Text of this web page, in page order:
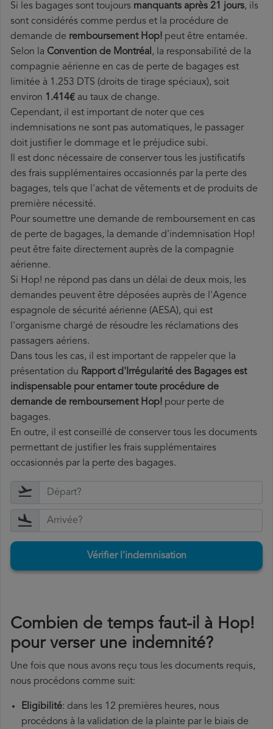
Si les bagages sont toujours manquants après 21 jours, ils
sont considérés comme perdus et la procédure de
demande de remboursement Hop! peut être entamée.
Selon la Convention de Montréal, la responsabilité de la
compagnie aérienne en cas de perte de bagages est
limitée à 1.253 DTS (droits de tirage spéciaux), soit
environ 1.414€ au taux de change.
Cependant, il est important de noter que ces
indemnisations ne sont pas automatiques, le passager
doit justifier le dommage et le préjudice subi.
Il est donc nécessaire de conserver tous les justificatifs
des frais supplémentaires occasionnés par la perte des
bagages, tels que l'achat de vêtements et de produits de
première nécessité.
Pour soumettre une demande de remboursement en cas
de perte de bagages, la demande d'indemnisation Hop!
peut être faite directement auprès de la compagnie
aérienne.
Si Hop! ne répond pas dans un délai de deux mois, les
demandes peuvent être déposées auprès de l'Agence
espagnole de sécurité aérienne (AESA), qui est
l'organisme chargé de résoudre les réclamations des
passagers aériens.
Dans tous les cas, il est important de rappeler que la
présentation du Rapport d'Irrégularité des Bagages est
indispensable pour entamer toute procédure de
demande de remboursement Hop! pour perte de
bagages.
En outre, il est conseillé de conserver tous les documents
permettant de justifier les frais supplémentaires
occasionnés par la perte des bagages.
Vérifier l'indemnisation
Combien de temps faut-il à Hop!
pour verser une indemnité?
Une fois que nous avons reçu tous les documents requis,
nous procédons comme suit:
Eligibilité: dans les 12 premières heures, nous
procédons à la validation de la plainte par le biais de